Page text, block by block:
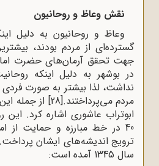
نقش وعاظ و روحانیون
وعاظ و روحانیون به دلیل
گسترده‌ای از مردم بودند،
جهت تحقق آرمان‌های حضرت
در بوشهر به دلیل اینکه
نداشت، لذا بیشتر به صورت فردی
مردم می‌پرداختند.[28] از جمله
ابوتراب عاشوری اشاره کرد. این
40 در خط مبارزه و حمایت از
ترویج اندیشه‌های ایشان
سال 1345 آمده است: